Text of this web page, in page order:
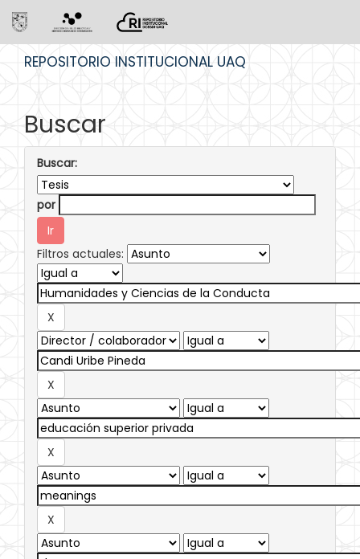
REPOSITORIO INSTITUCIONAL UAQ
Buscar
Buscar:
por
Filtros actuales: